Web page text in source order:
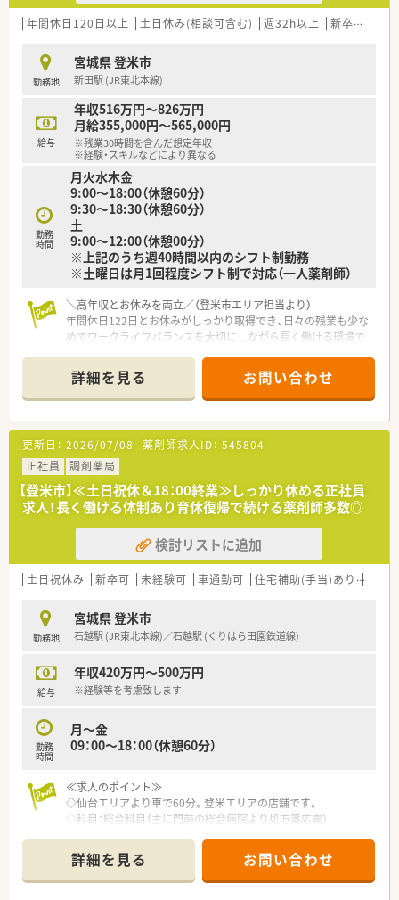
年間休日120日以上 土日休み(相談可含む) 週32h以上 新卒可
勤務地
宮城県 登米市
新田駅 (JR東北本線)
給与
年収516万円～826万円
月給355,000円～565,000円
※残業30時間を含んだ想定年収
※経験・スキルなどにより異なる
勤務
時間
月火水木金
9:00～18:00（休憩60分）
9:30～18:30（休憩60分）
土
9:00～12:00（休憩00分）
※上記のうち週40時間以内のシフト制勤務
※土曜日は月1回程度シフト制で対応（一人薬剤師）
＼高年収とお休みを両立／（登米市エリア担当より）
年間休日122日とお休みがしっかり取得でき、日々の残業も少な
めでワークライフバランスを大切にしながら長く働ける環境で
＊------------------------------------------＊
【店舗情報と応需状況について】
■最寄り駅の新田駅からはお車で約20分の距離に位置してお
り、毎日のマイカー通勤を快適に行っていただける店舗となって
います。
■目の前にある市民病院からの総合科目を1日あたり約60枚応
需しており、幅広い疾患について実践的に学べる学習環境です。
■勤務するスタッフは常勤薬剤師3名とパート1名に事務員4名
という体制で、協力しながらスムーズに日々の業務に取り組んで
います。
【法人特徴について】
■医療や介護や福祉など5つの事業を柱とする健康の総合商社と
す。
■在宅医療と生涯研修とキャリアアップ制度の3つを経営の軸に
据えており、長期にわたり安心して勤務できる安定した基盤があ
■5年先を歩く薬局を目指してドライブスルー薬局を先駆けて設
置するなど、既存の枠組みに捉われず挑戦し続ける企業風土で
【職場環境と雰囲気】
■お手製の看板を作成したりOTC医薬品の販促イベントを企画
場です。
■薬剤師4名と事務員4名の手厚い人員体制が整っており、多忙
な時間帯でも互いに助け合いながら笑顔で業務に取り組める環
■産前産後休暇や育児休暇を取得したスタッフが多数活躍して
おり、ライフステージが変化しても長く働き続けられる温かい雰
囲気です。
詳細を見る お問い合わせ
更新日： 2026/07/08 薬剤師求人ID： 545804
正社員
調剤薬局
【登米市】≪土日祝休＆18：00終業≫しっかり休める正社員
求人！長く働ける体制あり育休復帰で続ける薬剤師多数◎
検討リストに追加
土日祝休み 新卒可 未経験可 車通勤可 住宅補助(手当)あり
勤務地
宮城県 登米市
石越駅 (JR東北本線)／石越駅 (くりはら田園鉄道線)
給与
年収420万円～500万円
※経験等を考慮致します
勤務
時間
月～金
09：00～18：00（休憩60分）
≪求人のポイント≫
◇仙台エリアより車で60分。登米エリアの店舗です。
◇科目：総合科目（主に門前の総合病院より処方箋応需）
◇音声入力の電子薬歴、監査システム、クリーンベンチなど設備
も充実
詳細を見る お問い合わせ